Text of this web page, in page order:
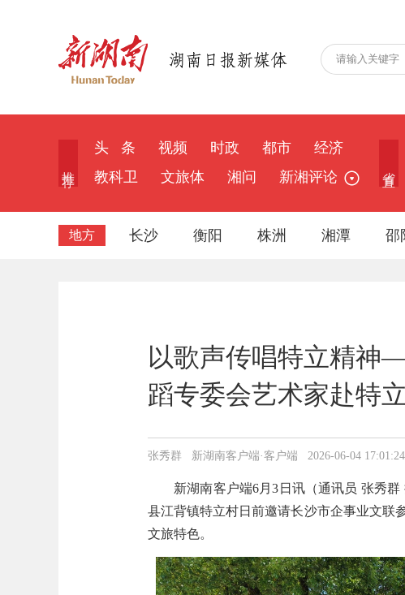
头 条 视频 时政 都市
经济
教科卫
文旅体 湘问 新湘评论
地方 长沙 衡阳 株洲 湘潭 邵
以歌声传唱特立精神
蹈专委会艺术家赴特
张秀群 新湖南客户端·客户端 2026-06-04 17:01:24
新湖南客户端6月3日讯（通讯员 张秀
县江背镇特立村日前邀请长沙市企事业文联
文旅特色。